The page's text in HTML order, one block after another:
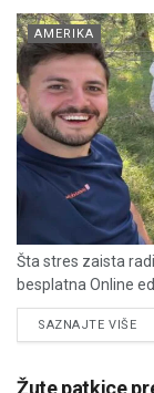
AMERIKA
Šta stres zaista
besplatna Online
SAZNAJTE VIŠE
Žute patkice